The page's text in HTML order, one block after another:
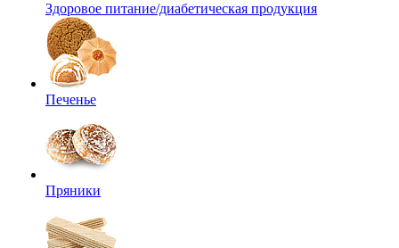
Здоровое питание/диабетическая продукция
Печенье
Пряники